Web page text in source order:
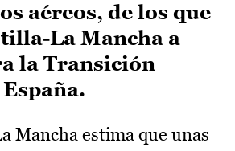
aéreos, de los que
La Mancha a
la Transición
Mancha estima que unas